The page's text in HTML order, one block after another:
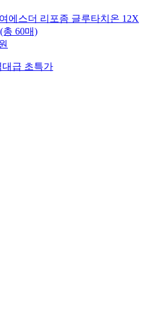
에스더 리포좀 글루타치온 12X
총 60매)
급 초특가